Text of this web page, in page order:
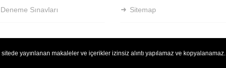
Sınavları Sitemap
yayınlanan makaleler ve içerikler izinsiz alıntı yapılamaz ve kopyalanamaz.